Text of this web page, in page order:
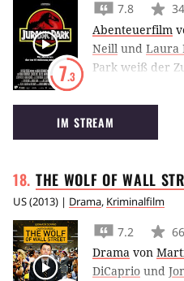
7.3
7.8
Abenteuerfilm
Neill und Laura
Park weiß der
vor einem
unbedingt das
IM STREAM
THE WOLF OF WALL
US(2013) | Drama, Kriminalfilm
7.2
Drama von
DiCaprio und